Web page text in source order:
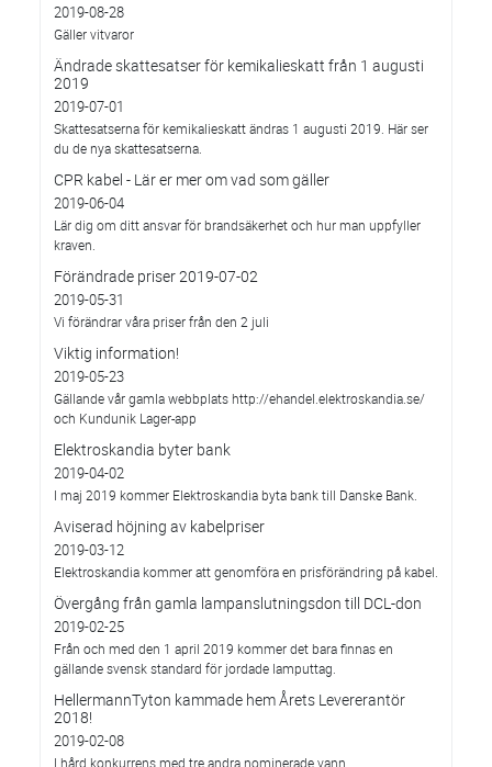
2019-08-28
Gäller vitvaror
Ändrade skattesatser för kemikalieskatt från 1 augusti
2019
2019-07-01
Skattesatserna för kemikalieskatt ändras 1 augusti 2019. Här ser
du de nya skattesatserna.
CPR kabel - Lär er mer om vad som gäller
2019-06-04
Lär dig om ditt ansvar för brandsäkerhet och hur man uppfyller
kraven.
Förändrade priser 2019-07-02
2019-05-31
Vi förändrar våra priser från den 2 juli
Viktig information!
2019-05-23
Gällande vår gamla webbplats http://ehandel.elektroskandia.se/
och Kundunik Lager-app
Elektroskandia byter bank
2019-04-02
I maj 2019 kommer Elektroskandia byta bank till Danske Bank.
Aviserad höjning av kabelpriser
2019-03-12
Elektroskandia kommer att genomföra en prisförändring på kabel.
Övergång från gamla lampanslutningsdon till DCL-don
2019-02-25
Från och med den 1 april 2019 kommer det bara finnas en
gällande svensk standard för jordade lamputtag.
HellermannTyton kammade hem Årets Levererantör
2018!
2019-02-08
I hård konkurrens med tre andra nominerade vann